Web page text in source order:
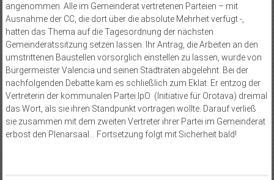
angenommen. Alle im Gemeinderat vertretenen Parteien – mit
Ausnahme der CC, die dort über die absolute Mehrheit verfügt -,
hatten das Thema auf die Tagesordnung der nächsten
Gemeinderatssitzung setzen lassen. Ihr Antrag, die Arbeiten an den
umstrittenen Baustellen vorsorglich einstellen zu lassen, wurde von
Bürgermeister Valencia und seinen Stadträten abgelehnt. Bei der
nachfolgenden Debatte kam es schließlich zum Eklat. Er entzog der
Vertreterin der kommunalen Partei IpO (Initiative für Orotava) dreimal
das Wort, als sie ihren Standpunkt vortragen wollte. Darauf verließ
sie zusammen mit dem zweiten Vertreter ihrer Partei im Gemeinderat
erbost den Plenarsaal… Fortsetzung folgt mit Sicherheit bald!